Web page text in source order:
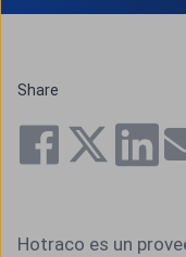
Share
Hotraco es un